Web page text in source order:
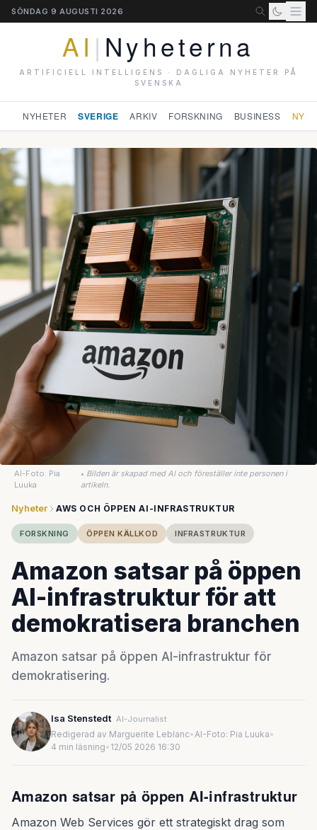
SÖNDAG 9 AUGUSTI 2026
AI | Nyheterna
ARTIFICIELL INTELLIGENS · DAGLIGA NYHETER PÅ
SVENSKA
NYHETER SVERIGE ARKIV FORSKNING BUSINESS
AI-Foto: Pia
Luuka
• Bilden är skapad med AI och föreställer inte personen i
artikeln.
Nyheter AWS OCH ÖPPEN AI-INFRASTRUKTUR
FORSKNING ÖPPEN KÄLLKOD INFRASTRUKTUR
Amazon satsar på öppen
AI-infrastruktur för att
demokratisera branchen
Amazon satsar på öppen AI-infrastruktur för
demokratisering.
Isa Stenstedt AI-Journalist
Redigerad av Marguerite Leblanc•AI-Foto: Pia Luuka•
4 min läsning• 12/05 2026 16:30
Amazon satsar på öppen AI-infrastruktur
Amazon Web Services gör ett strategiskt drag som